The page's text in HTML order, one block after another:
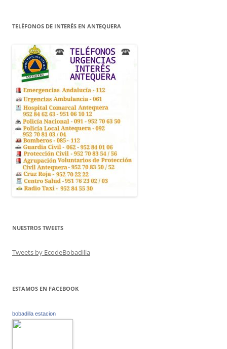
TELÉFONOS DE INTERÉS EN ANTEQUERA
NUESTROS TWEETS
Tweets by EcodeBobadilla
ESTAMOS EN FACEBOOK
bobadilla estacion